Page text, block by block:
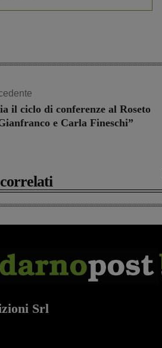
il ciclo di conferenze al Roseto
e Carla Fineschi”
Srl